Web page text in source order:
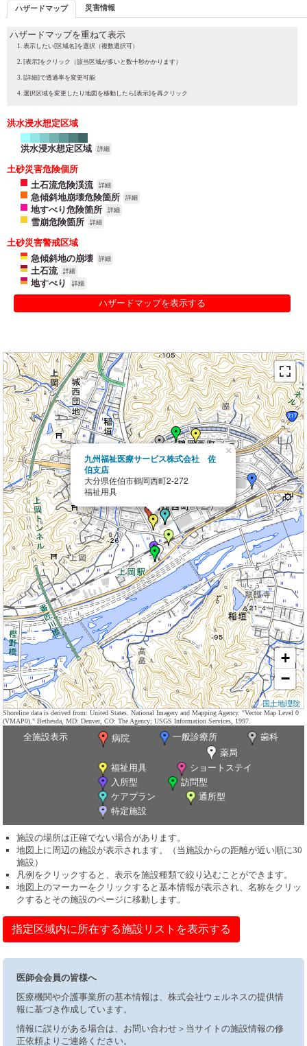
ハザードマップ 災害情報
ハザードマップを重ねて表示
表示したい[区域名]を選択（複数選択可）
[表示]をクリック（該当区域が多いと数十秒かかります）
[詳細]で透過率を変更可能
選択区域を変更したり地図を移動したら[表示]を再クリック
洪水浸水想定区域
洪水浸水想定区域 詳細
土砂災害危険個所
土石流危険渓流
詳細
急傾斜地崩壊危険箇所 詳細
地すべり危険箇所 詳細
雪崩危険箇所 詳細
土砂災害警戒区域
急傾斜地の崩壊
詳細
土石流 詳細
地すべり 詳細
ハザードマップを表示する
九州福祉医療サービス株式会社 佐
伯支店
大分県佐伯市鶴岡西町2-272
福祉用具
×
+
−
国土地理院
Shoreline data is derived from: United States. National Imagery and Mapping Agency. "Vector Map Level 0
(VMAP0)." Bethesda, MD: Denver, CO: The Agency; USGS Information Services, 1997.
全施設表示 病院 一般診療所
歯科
薬局
福祉用具
ショートステイ
入所型
訪問型
ケアプラン
通所型
特定施設
施設の場所は正確でない場合があります。
地図上に周辺の施設が表示されます。（当施設からの距離が近い順に30
施設）
凡例をクリックすると、表示を施設種類で絞り込むことができます。
地図上のマーカーをクリックすると基本情報が表示され、名称をクリッ
クするとその施設のページに移動します。
指定区域内に所在する施設リストを表示する
医師会会員の皆様へ
医療機関や介護事業所の基本情報は、株式会社ウェルネスの提供情
報に基づき作成しています。
情報に誤りがある場合は、お問い合わせ＞当サイトの施設情報の修
正依頼よりご連絡ください。